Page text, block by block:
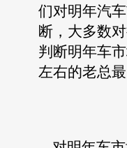
们对明年汽车
断，大多数
判断明年车
左右的老总